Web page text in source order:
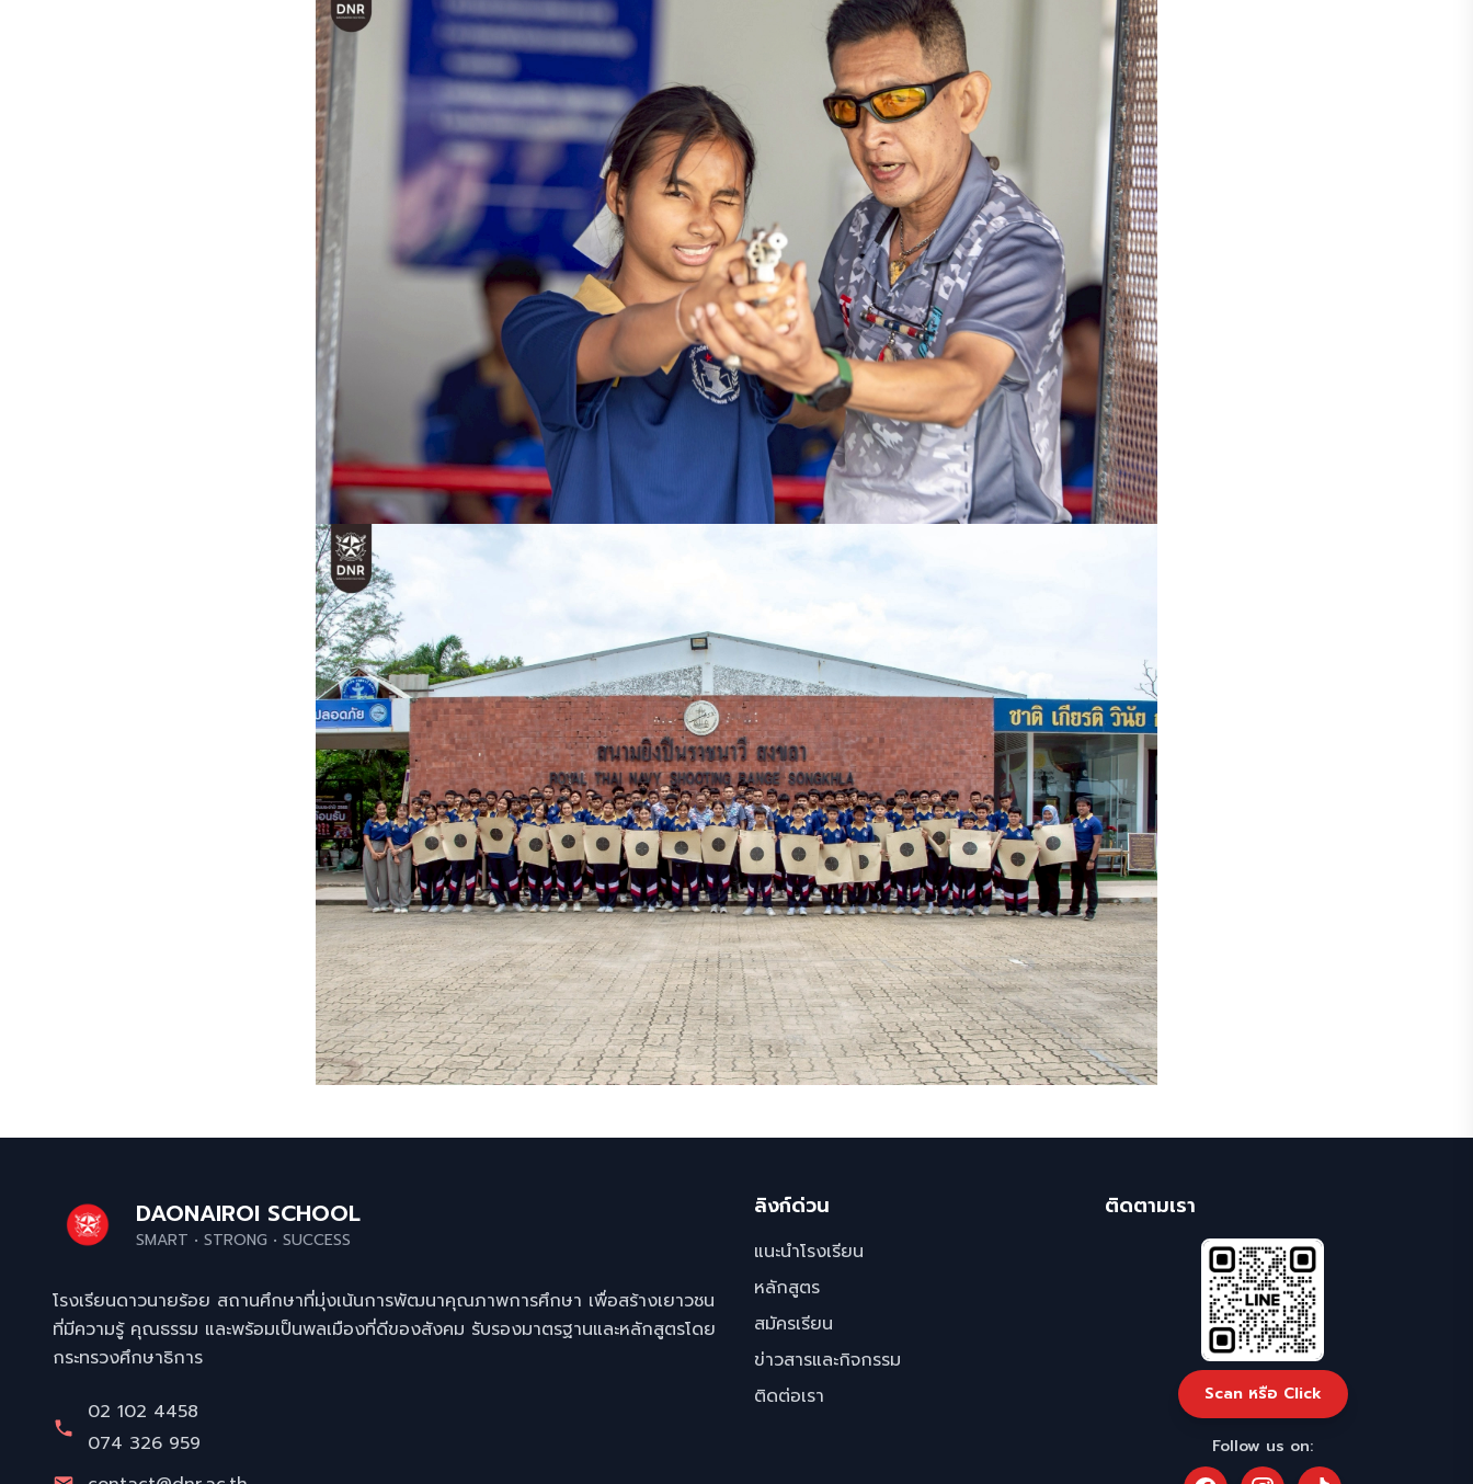
DAONAIROI SCHOOL
SMART • STRONG • SUCCESS
โรงเรียนดาวนายร้อย สถานศึกษาที่มุ่งเน้นการพัฒนาคุณภาพการศึกษา เพื่อสร้างเยาวชน
ที่มีความรู้ คุณธรรม และพร้อมเป็นพลเมืองที่ดีของสังคม รับรองมาตรฐานและหลักสูตรโดย
กระทรวงศึกษาธิการ
02 102 4458
074 326 959
ลิงก์ด่วน
แนะนำโรงเรียน
หลักสูตร
สมัครเรียน
ข่าวสารและกิจกรรม
ติดต่อเรา
ติดตามเรา
Scan หรือ Click
Follow us on: